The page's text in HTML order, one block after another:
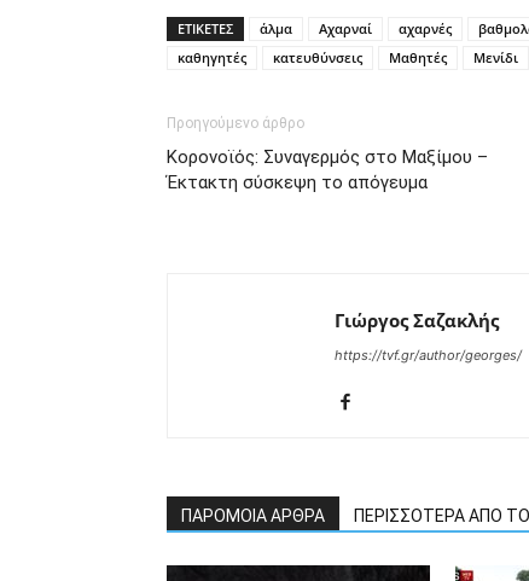
ΕΤΙΚΕΤΕΣ άλμα Αχαρναί αχαρνές
καθηγητές
κατευθύνσεις Μαθητές Μενίδι
Προηγούμενο άρθρο
Κορονοϊός: Συναγερμός στο Μαξίμου –
Έκτακτη σύσκεψη το απόγευμα
Γιώργος Σαζακλής
https://tvf.gr/author/georges/
ΠΑΡΟΜΟΙΑ ΑΡΘΡΑ ΠΕΡΙΣΣΟΤΕΡΑ ΑΠΟ